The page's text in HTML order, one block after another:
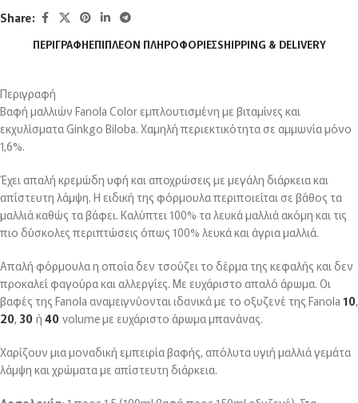
Share:
ΠΕΡΙΓΡΑΦΉΕΠΙΠΛΈΟΝ ΠΛΗΡΟΦΟΡΊΕΣSHIPPING & DELIVERY
Περιγραφή
Βαφή μαλλιών Fanola Color εμπλουτισμένη με βιταμίνες και
εκχυλίσματα Ginkgo Biloba. Χαμηλή περιεκτικότητα σε αμμωνία μόνο
1,6%.
Έχει απαλή κρεμώδη υφή και αποχρώσεις με μεγάλη διάρκεια και
απίστευτη λάμψη. Η ειδική της φόρμουλα περιποιείται σε βάθος τα
μαλλιά καθώς τα βάφει. Καλύπτει 100% τα λευκά μαλλιά ακόμη και τις
πιο δύσκολες περιπτώσεις όπως 100% λευκά και άγρια μαλλιά.
Απαλή φόρμουλα η οποία δεν τσούζει το δέρμα της κεφαλής και δεν
προκαλεί φαγούρα και αλλεργίες. Με ευχάριστο απαλό άρωμα. Οι
βαφές της Fanola αναμειγνύονται ιδανικά με το οξυζενέ της Fanola 10,
20, 30 ή 40 volume με ευχάριστο άρωμα μπανάνας.
Χαρίζουν μια μοναδική εμπειρία βαφής, απόλυτα υγιή μαλλιά γεμάτα
λάμψη και χρώματα με απίστευτη διάρκεια.